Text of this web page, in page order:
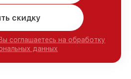
скидку
соглашаетесь на обработку
данных